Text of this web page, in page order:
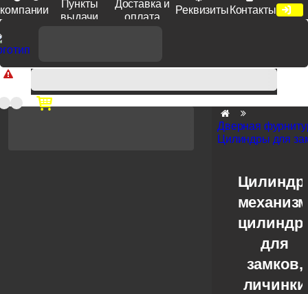
компании
Пункты
выдачи
Доставка и
оплата
Реквизиты Контакты
Доп. скидка от цен на сайте 7% при заказе от 50 тыс. руб
продукции Venezia, Fratelli, Tupai, Extreza, Melodia, Forme при
оплате по счету.
Дверная
Цилиндры для
для
замков,
личинки